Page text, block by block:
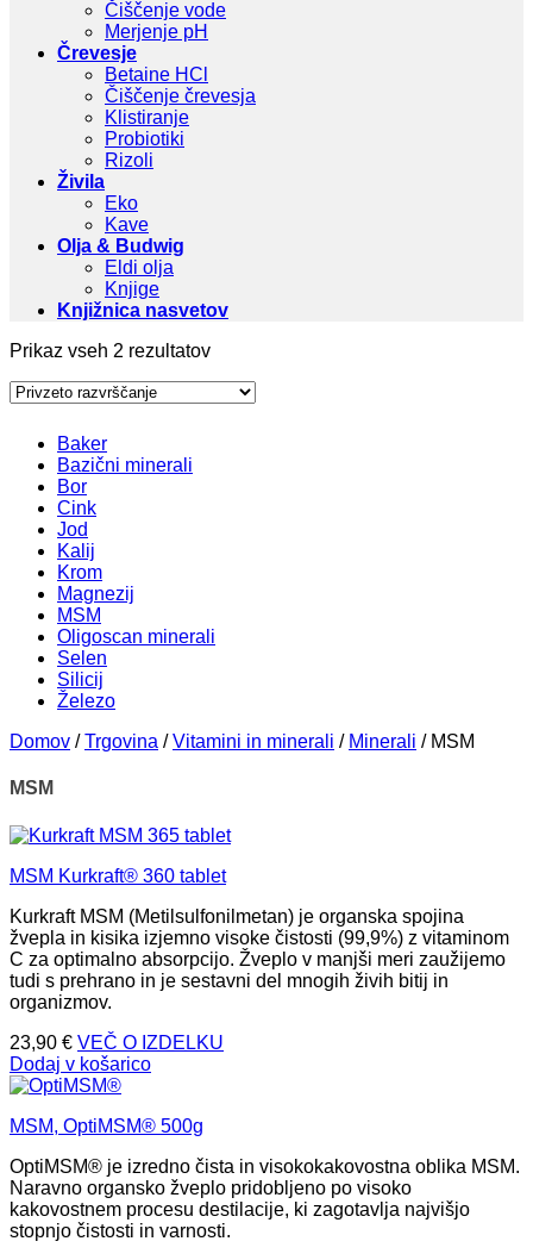
Čiščenje vode
Merjenje pH
Črevesje
Betaine HCl
Čiščenje črevesja
Klistiranje
Probiotiki
Rizoli
Živila
Eko
Kave
Olja & Budwig
Eldi olja
Knjige
Knjižnica nasvetov
Prikaz vseh 2 rezultatov
Baker
Bazični minerali
Bor
Cink
Jod
Kalij
Krom
Magnezij
MSM
Oligoscan minerali
Selen
Silicij
Železo
Domov / Trgovina / Vitamini in minerali / Minerali /MSM
MSM
MSM Kurkraft® 360 tablet
Kurkraft MSM (Metilsulfonilmetan) je organska spojina
žvepla in kisika izjemno visoke čistosti (99,9%) z vitaminom
C za optimalno absorpcijo. Žveplo v manjši meri zaužijemo
tudi s prehrano in je sestavni del mnogih živih bitij in
organizmov.
23,90 € VEČ O IZDELKU
Dodaj v košarico
MSM, OptiMSM® 500g
OptiMSM® je izredno čista in visokokakovostna oblika MSM.
Naravno organsko žveplo pridobljeno po visoko
kakovostnem procesu destilacije, ki zagotavlja najvišjo
stopnjo čistosti in varnosti.